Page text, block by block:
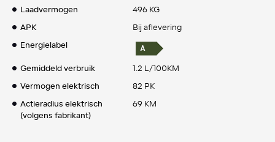
Laadvermogen
496 KG
APK
Bij aflevering
Energielabel
Gemiddeld verbruik
1.2 L/100KM
Vermogen elektrisch
82 PK
Actieradius elektrisch
(volgens fabrikant)
69 KM